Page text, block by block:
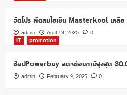
จัดโปร พัดลมไอเย็น Masterkool เหลื
admin April 19, 2025
0
IT
promotion
ช้อปPowerbuy ลดหย่อนภาษีสูงสุด
admin February 9, 2025 0